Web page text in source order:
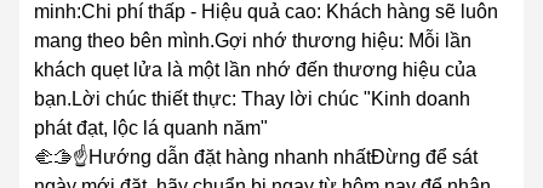
minh:Chi phí thấp - Hiệu quả cao: Khách hàng sẽ luôn
mang theo bên mình.Gợi nhớ thương hiệu: Mỗi lần
khách quẹt lửa là một lần nhớ đến thương hiệu của
bạn.Lời chúc thiết thực: Thay lời chúc "Kinh doanh
phát đạt, lộc lá quanh năm"
🫲🫱☝️Hướng dẫn đặt hàng nhanh nhấtĐừng để sát